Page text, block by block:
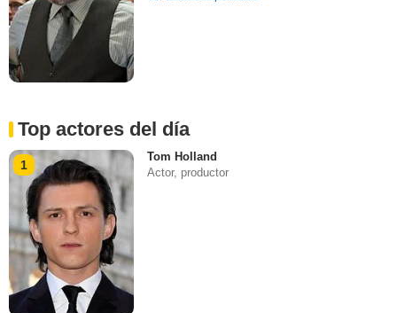
Top actores del día
1
Tom Holland
Actor, productor